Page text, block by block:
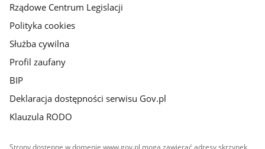
Rządowe Centrum Legislacji
Polityka cookies
Służba cywilna
Profil zaufany
BIP
Deklaracja dostępności serwisu Gov.pl
Klauzula RODO